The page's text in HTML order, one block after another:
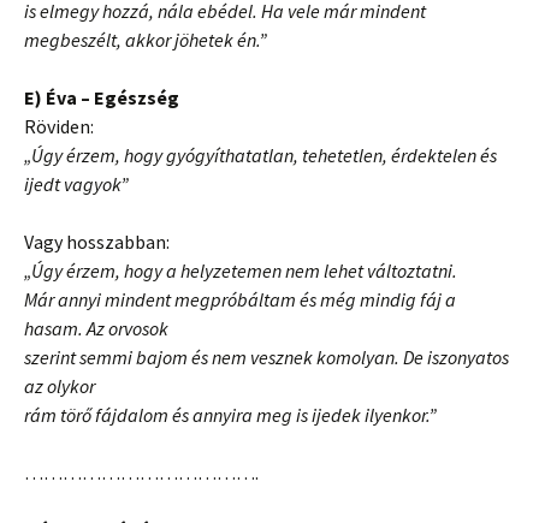
is elmegy hozzá, nála ebédel. Ha vele már mindent
megbeszélt, akkor jöhetek én.”
E) Éva – Egészség
Röviden:
„Úgy érzem, hogy gyógyíthatatlan, tehetetlen, érdektelen és
ijedt vagyok”
Vagy hosszabban:
„Úgy érzem, hogy a helyzetemen nem lehet változtatni.
Már annyi mindent megpróbáltam és még mindig fáj a
hasam. Az orvosok
szerint semmi bajom és nem vesznek komolyan. De iszonyatos
az olykor
rám törő fájdalom és annyira meg is ijedek ilyenkor.”
……………………………….